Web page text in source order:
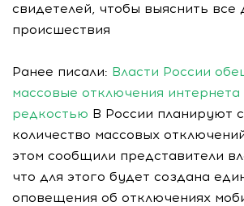
свидетелей, чтобы выяснить все
происшествия
Ранее писали: Власти России
массовые отключения интернета
редкостью В России планируют
количество массовых
этом сообщили представители
что для этого будет создана
оповещения об отключениях